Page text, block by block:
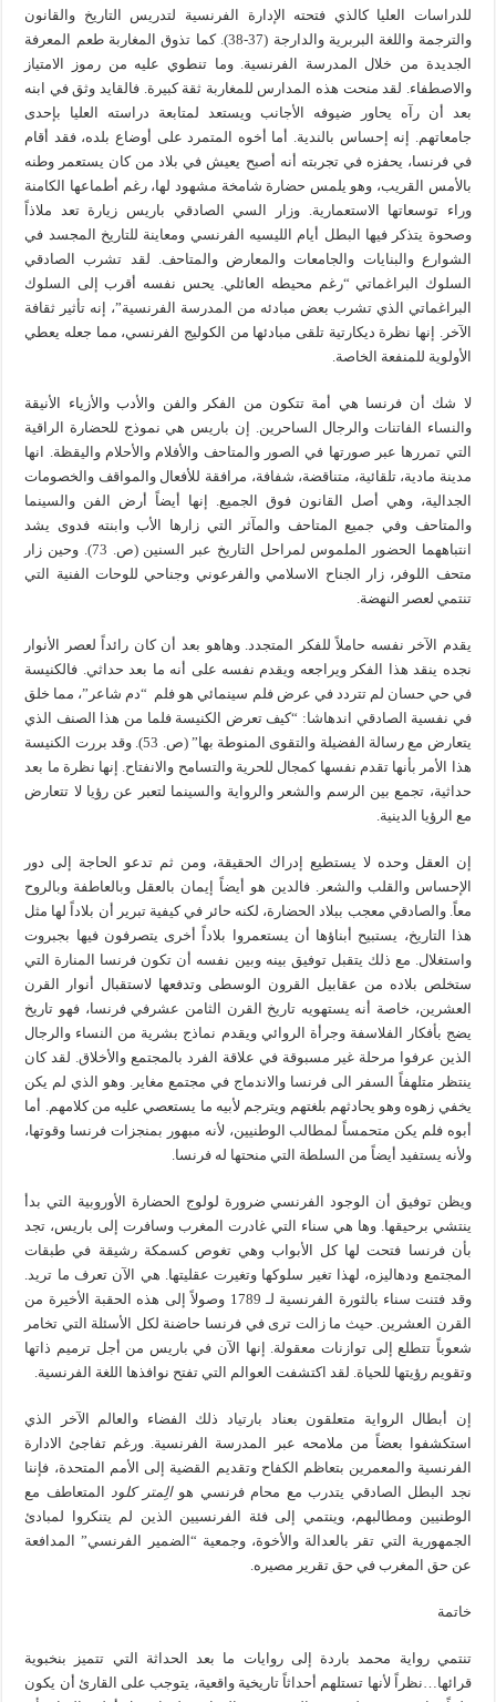
للدراسات العليا كالذي فتحته الإدارة الفرنسية لتدريس التاريخ والقانون
والترجمة واللغة البربرية والدارجة (37-38). كما تذوق المغاربة طعم المعرفة
الجديدة من خلال المدرسة الفرنسية. وما تنطوي عليه من رموز الامتياز
والاصطفاء. لقد منحت هذه المدارس للمغاربة ثقة كبيرة. فالقايد وثق في ابنه
بعد أن رآه يحاور ضيوفه الأجانب ويستعد لمتابعة دراسته العليا بإحدى
جامعاتهم. إنه إحساس بالندية. أما أخوه المتمرد على أوضاع بلده، فقد أقام
في فرنسا، يحفزه في تجربته أنه أصبح يعيش في بلاد من كان يستعمر وطنه
بالأمس القريب، وهو يلمس حضارة شامخة مشهود لها، رغم أطماعها الكامنة
وراء توسعاتها الاستعمارية. وزار السي الصادقي باريس زيارة تعد ملاذاً
وصحوة يتذكر فيها البطل أيام الليسيه الفرنسي ومعاينة للتاريخ المجسد في
الشوارع والبنايات والجامعات والمعارض والمتاحف. لقد تشرب الصادقي
السلوك البراغماتي “رغم محيطه العائلي. يحس نفسه أقرب إلى السلوك
البراغماتي الذي تشرب بعض مبادئه من المدرسة الفرنسية”، إنه تأثير ثقافة
الآخر. إنها نظرة ديكارتية تلقى مبادئها من الكوليج الفرنسي، مما جعله يعطي
الأولوية للمنفعة الخاصة.
لا شك أن فرنسا هي أمة تتكون من الفكر والفن والأدب والأزياء الأنيقة
والنساء الفاتنات والرجال الساحرين. إن باريس هي نموذج للحضارة الراقية
التي تمررها عبر صورتها في الصور والمتاحف والأفلام والأحلام واليقظة. انها
مدينة مادية، تلقائية، متناقضة، شفافة، مرافقة للأفعال والمواقف والخصومات
الجدالية، وهي أصل القانون فوق الجميع. إنها أيضاً أرض الفن والسينما
والمتاحف وفي جميع المتاحف والمآثر التي زارها الأب وابنته فدوى يشد
انتباههما الحضور الملموس لمراحل التاريخ عبر السنين (ص. 73). وحين زار
متحف اللوفر، زار الجناح الاسلامي والفرعوني وجناحي للوحات الفنية التي
تنتمي لعصر النهضة.
يقدم الآخر نفسه حاملاً للفكر المتجدد. وهاهو بعد أن كان رائداً لعصر الأنوار
نجده ينقد هذا الفكر ويراجعه ويقدم نفسه على أنه ما بعد حداثي. فالكنيسة
في حي حسان لم تتردد في عرض فلم سينمائي هو فلم “دم شاعر”، مما خلق
في نفسية الصادقي اندهاشا: “كيف تعرض الكنيسة فلما من هذا الصنف الذي
يتعارض مع رسالة الفضيلة والتقوى المنوطة بها” (ص. 53). وقد بررت الكنيسة
هذا الأمر بأنها تقدم نفسها كمجال للحرية والتسامح والانفتاح. إنها نظرة ما بعد
حداثية، تجمع بين الرسم والشعر والرواية والسينما لتعبر عن رؤيا لا تتعارض
مع الرؤيا الدينية.
إن العقل وحده لا يستطيع إدراك الحقيقة، ومن ثم تدعو الحاجة إلى دور
الإحساس والقلب والشعر. فالدين هو أيضاً إيمان بالعقل وبالعاطفة وبالروح
معاً. والصادقي معجب ببلاد الحضارة، لكنه حائر في كيفية تبرير أن بلاداً لها مثل
هذا التاريخ، يستبيح أبناؤها أن يستعمروا بلاداً أخرى يتصرفون فيها بجبروت
واستغلال. مع ذلك يتقبل توفيق بينه وبين نفسه أن تكون فرنسا المنارة التي
ستخلص بلاده من عقابيل القرون الوسطى وتدفعها لاستقبال أنوار القرن
العشرين، خاصة أنه يستهويه تاريخ القرن الثامن عشرفي فرنسا، فهو تاريخ
يضج بأفكار الفلاسفة وجرأة الروائي ويقدم نماذج بشرية من النساء والرجال
الذين عرفوا مرحلة غير مسبوقة في علاقة الفرد بالمجتمع والأخلاق. لقد كان
ينتظر متلهفاً السفر الى فرنسا والاندماج في مجتمع مغاير. وهو الذي لم يكن
يخفي زهوه وهو يحادثهم بلغتهم ويترجم لأبيه ما يستعصي عليه من كلامهم. أما
أبوه فلم يكن متحمساً لمطالب الوطنيين، لأنه مبهور بمنجزات فرنسا وقوتها،
ولأنه يستفيد أيضاً من السلطة التي منحتها له فرنسا.
ويظن توفيق أن الوجود الفرنسي ضرورة لولوج الحضارة الأوروبية التي بدأ
ينتشي برحيقها. وها هي سناء التي غادرت المغرب وسافرت إلى باريس، تجد
بأن فرنسا فتحت لها كل الأبواب وهي تغوص كسمكة رشيقة في طبقات
المجتمع ودهاليزه، لهذا تغير سلوكها وتغيرت عقليتها. هي الآن تعرف ما تريد.
وقد فتنت سناء بالثورة الفرنسية لـ 1789 وصولاً إلى هذه الحقبة الأخيرة من
القرن العشرين. حيث ما زالت ترى في فرنسا حاضنة لكل الأسئلة التي تخامر
شعوباً تتطلع إلى توازنات معقولة. إنها الآن في باريس من أجل ترميم ذاتها
وتقويم رؤيتها للحياة. لقد اكتشفت العوالم التي تفتح نوافذها اللغة الفرنسية.
إن أبطال الرواية متعلقون بعناد بارتياد ذلك الفضاء والعالم الآخر الذي
استكشفوا بعضاً من ملامحه عبر المدرسة الفرنسية. ورغم تفاجئ الادارة
الفرنسية والمعمرين بتعاظم الكفاح وتقديم القضية إلى الأمم المتحدة، فإننا
نجد البطل الصادقي يتدرب مع محام فرنسي هوالِمتر كلود المتعاطف مع
الوطنيين ومطالبهم، وينتمي إلى فئة الفرنسيين الذين لم يتنكروا لمبادئ
الجمهورية التي تقر بالعدالة والأخوة، وجمعية “الضمير الفرنسي” المدافعة
عن حق المغرب في حق تقرير مصيره.
خاتمة
تنتمي رواية محمد باردة إلى روايات ما بعد الحداثة التي تتميز بنخبوية
قرائها…نظراً لأنها تستلهم أحداثاً تاريخية واقعية، يتوجب على القارئ أن يكون